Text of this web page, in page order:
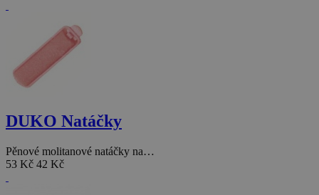
DUKO Natáčky
Pěnové molitanové natáčky na…
53 Kč 42 Kč